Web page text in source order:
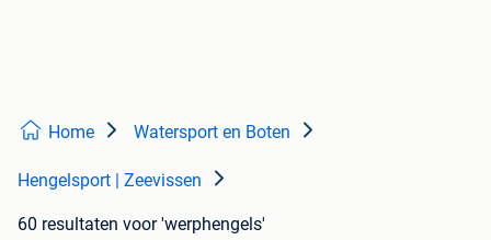
Home Watersport en Boten
Hengelsport | Zeevissen
60 resultaten voor 'werphengels'